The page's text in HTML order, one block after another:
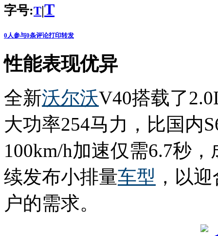
字号:T|T
0 人参与0条评论打印转发
性能表现优异
全新沃尔沃V40搭载了
大功率254马力，比国内
100km/h加速仅需6.7秒
续发布小排量车型 ，以
户的需求。